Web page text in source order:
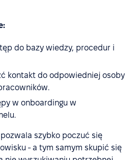
do bazy wiedzy, procedur i
kontakt do odpowiedniej osoby
w onboardingu w
szybko poczuć się
- a tym samym skupić się